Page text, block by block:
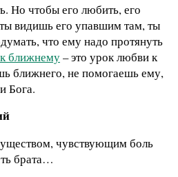
Но чтобы его любить, его
видишь его упавшим там, ты
что ему надо протянуть
ближнему– это урок любви к
ближнего, не помогаешь ему,
Бога.
чувствующим боль
брата…